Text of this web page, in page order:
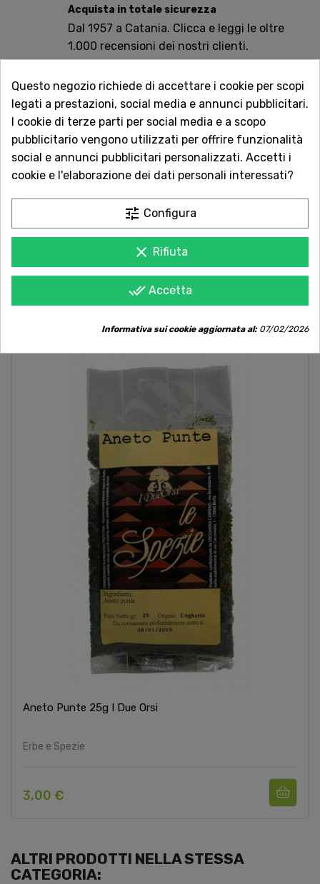
Acquista in totale sicurezza
Dal 1957 a Catania. Clicca e leggi le oltre
1.000 recensioni dei nostri clienti.
Consegna in tutta Italia in 5 giorni
Servizio Clienti sempre con te
Contattaci online oppure chiama per
qualsiasi informazione.
Il pepe lungo ha un sapore molto simile al pepe nero. E' un
ingrediente ampiamente usato nella cucina indiana, indonesiana,
malese e nordafricana.
POTREBBE PIACERTI ANCHE
Aneto Punte 25g I Due Orsi
Erbe e Spezie
3,00 €
ALTRI PRODOTTI NELLA STESSA
CATEGORIA:
Questo negozio richiede di accettare i cookie per scopi
legati a prestazioni, social media e annunci pubblicitari.
I cookie di terze parti per social media e a scopo
pubblicitario vengono utilizzati per offrire funzionalità
social e annunci pubblicitari personalizzati. Accetti i
cookie e l'elaborazione dei dati personali interessati?
tune Configura
clear Rifiuta
done_all Accetta
Informativa sui cookie aggiornata al:07/02/2026